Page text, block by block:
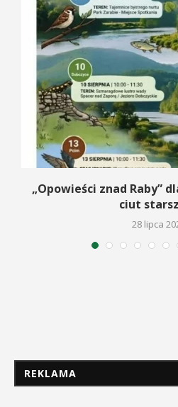
„Opowieści znad Raby”
ciut
28 lipca
REKLAMA